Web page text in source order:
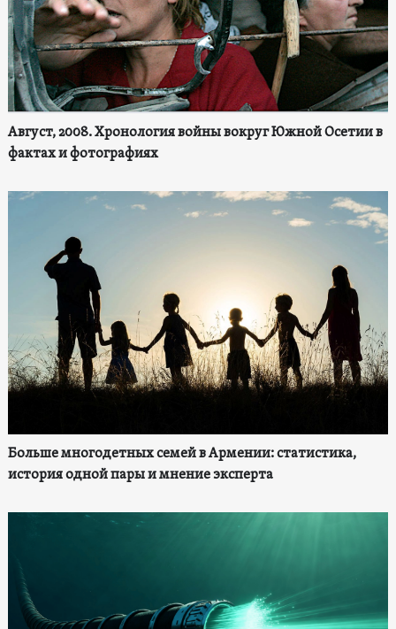
Август, 2008. Хронология войны вокруг Южной Осетии в
фактах и фотографиях
Больше многодетных семей в Армении: статистика,
история одной пары и мнение эксперта